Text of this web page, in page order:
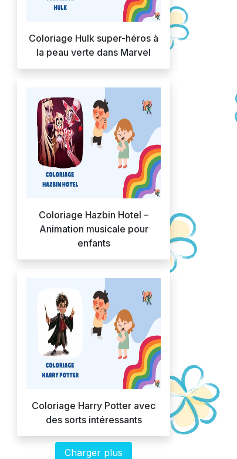
Coloriage Hulk super-héros à
la peau verte dans Marvel
Coloriage Hazbin Hotel –
Animation musicale pour
enfants
Coloriage Harry Potter avec
des sorts intéressants
Charger plus